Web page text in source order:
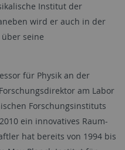
Institut der
wird er auch in der
seine
für Physik an der
am Labor
Forschungsinstituts
ein innovatives Raum-
hat bereits von 1994 bis